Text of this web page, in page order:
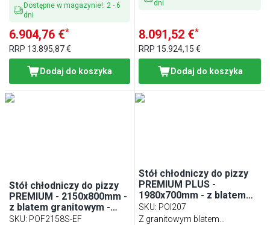
Dostępne w magazynie!: 2 - 6
dni
6.904,76 €*
RRP 13.895,87 €
Dodaj do koszyka
dni
8.091,52 €*
RRP 15.924,15 €
Dodaj do koszyka
Stół chłodniczy do pizzy
PREMIUM - 2150x800mm -
z blatem granitowym -
3‑drzwiowy, 3 szuflady
SKU: POF2158S-EF
Stół chłodniczy do pizzy
PREMIUM PLUS -
1980x700mm - z blatem
granitowym - 3‑drzwiowy
SKU: POI207
Z granitowym blatem